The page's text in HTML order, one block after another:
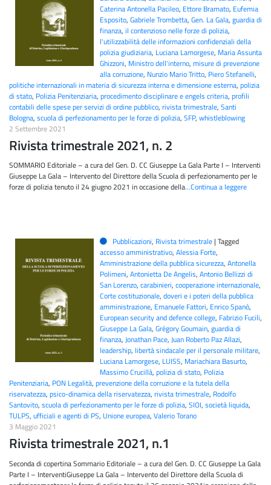
Caterina Antonella Pacileo, Ettore Bramato, Eufemia
Esposito, Gabriele Trombetta, Gen. La Gala, guardia di
finanza, il contenzioso nelle forze di polizia,
l'utilizzabilità delle informazioni confidenziali della
polizia giudiziaria, Luciana Lamorgese, Maria Assunta
Ghizzoni, Ministro dell'interno, misure di prevenzione
alla corruzione, Nunzio Mario Tritto, Piero Stefanelli,
politiche internazionali in materia di sicurezza interna e dimensione esterna, polizia
di stato, Polizia Penitenziaria, procedimento disciplinare e engels criteria, profili
contabili delle spese per servizi di ordine pubblico, rivista trimestrale, Santi
Bologna, scuola di perfezionamento per le forze di polizia, SFP, whistleblowing
2 Settembre 2021
Rivista trimestrale 2021, n. 2
SOMMARIO Editoriale – a cura del Gen. D. CC Giuseppe La Gala Parte I – Interventi
Giuseppe La Gala – Intervento del Direttore della Scuola di perfezionamento per le
forze di polizia tenuto il 24 giugno 2021 in occasione della…Continua a leggere
Pubblicazioni, Rivista trimestrale | Tagged
accesso amministrativo, Alessia Forte,
Amministrazione della pubblica sicurezza, Antonella
Polimeni, Antonietta De Angelis, Antonio Bellizzi di
San Lorenzo, carabinieri, cooperazione internazionale,
Corte costituzionale, doveri e i poteri della pubblica
amministrazione, Emanuele Fattori, Enrico Spanò,
European security and defence college, Fabrizio Fucili,
Giuseppe La Gala, Grégory Goumain, guardia di
finanza, Jonathan Pace, Juan Roberto Paz Allazi,
leadership, libertà sindacale per il personale militare,
Luciana Lamorgese, LUISS, Mariachiara Basurto,
Massimo Crucillà, polizia di stato, Polizia
Penitenziaria, PON Legalità, prevenzione della corruzione e la tutela della
riservatezza, psico-dinamica della riservatezza, rivista trimestrale, Rodolfo
Santovito, scuola di perfezionamento per le forze di polizia, SIOI, società liquida,
TULPS, ufficiali e agenti di PS, Unione europea, Valerio Torano
3 Maggio 2021
Rivista trimestrale 2021, n.1
Seconda di copertina Sommario Editoriale – a cura del Gen. D. CC Giuseppe La Gala
Parte I – InterventiGiuseppe La Gala – Intervento del Direttore della Scuola di